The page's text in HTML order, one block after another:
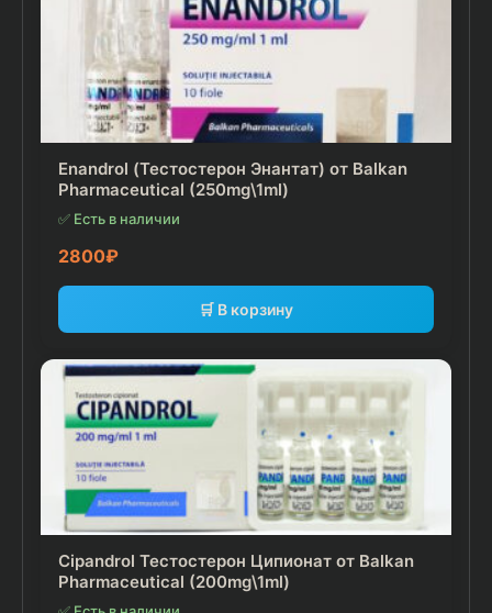
Enandrol (Тестостерон Энантат) от Balkan
Pharmaceutical (250mg\1ml)
✅ Есть в наличии
2800₽
🛒 В корзину
Cipandrol Тестостерон Ципионат от Balkan
Pharmaceutical (200mg\1ml)